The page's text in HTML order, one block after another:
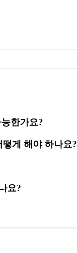
한가요?
게 해야 하나요?
요?